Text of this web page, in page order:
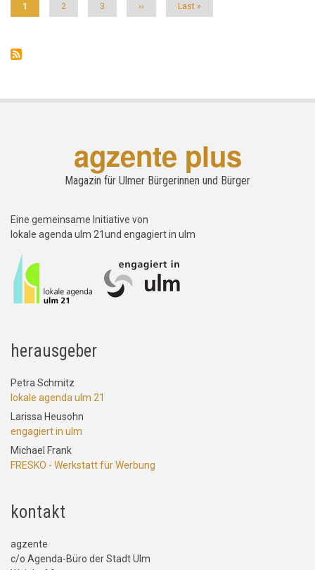
Aktuelle
1 Seite
2 Seite
3
Nächste
››
Letzte
Last »
agzente plus
Magazin für Ulmer Bürgerinnen und Bürger
Eine gemeinsame Initiative von
lokale agenda ulm 21und engagiert in ulm
herausgeber
Petra Schmitz
lokale agenda ulm 21
Larissa Heusohn
engagiert in ulm
Michael Frank
FRESKO - Werkstatt für Werbung
kontakt
agzente
c/o Agenda-Büro der Stadt Ulm